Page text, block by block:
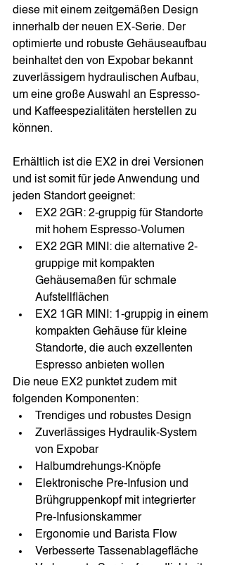
diese mit einem zeitgemäßen Design
innerhalb der neuen EX-Serie. Der
optimierte und robuste Gehäuseaufbau
beinhaltet den von Expobar bekannt
zuverlässigem hydraulischen Aufbau,
um eine große Auswahl an Espresso-
und Kaffeespezialitäten herstellen zu
können.
Erhältlich ist die EX2 in drei Versionen
und ist somit für jede Anwendung und
jeden Standort geeignet:
EX2 2GR: 2-gruppig für Standorte
mit hohem Espresso-Volumen
EX2 2GR MINI: die alternative 2-
gruppige mit kompakten
Gehäusemaßen für schmale
Aufstellflächen
EX2 1GR MINI: 1-gruppig in einem
kompakten Gehäuse für kleine
Standorte, die auch exzellenten
Espresso anbieten wollen
Die neue EX2 punktet zudem mit
folgenden Komponenten:
Trendiges und robustes Design
Zuverlässiges Hydraulik-System
von Expobar
Halbumdrehungs-Knöpfe
Elektronische Pre-Infusion und
Brühgruppenkopf mit integrierter
Pre-Infusionskammer
Ergonomie und Barista Flow
Verbesserte Tassenablagefläche